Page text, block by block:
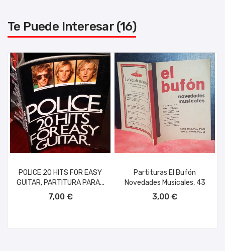
Te Puede Interesar (16)
POLICE 20 HITS FOR EASY
GUITAR, PARTITURA PARA...
7,00 €
Partituras El Bufón
Novedades Musicales, 43
3,00 €